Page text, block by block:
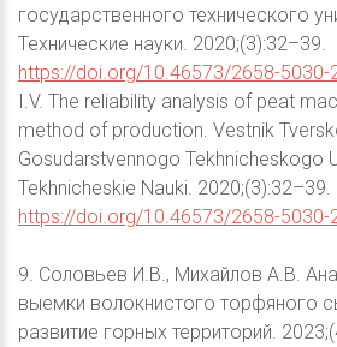
государственного технического
Технические науки. 2020;(3):32–39.
https://doi.org/10.46573/2658-5030-
I.V. The reliability analysis of peat
method of production. Vestnik
Gosudarstvennogo Tekhnicheskogo
Tekhnicheskie Nauki. 2020;(3):32–39.
https://doi.org/10.46573/2658-5030-
9. Соловьев И.В., Михайлов А.В.
выемки волокнистого торфяного
развитие горных территорий.